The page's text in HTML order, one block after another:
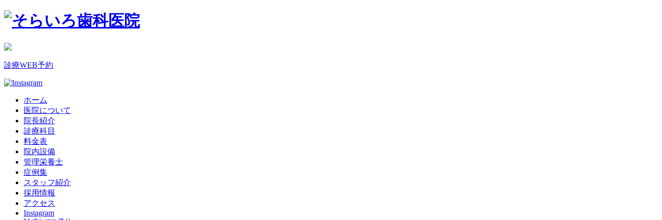
診療WEB予約
ホーム
医院について
院長紹介
診療科目
料金表
院内設備
管理栄養士
症例集
スタッフ紹介
採用情報
アクセス
Instagram